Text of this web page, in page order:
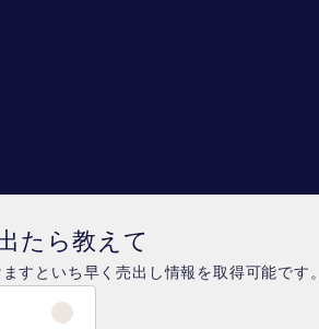
たら教えて
すといち早く売出し情報を取得可能です。